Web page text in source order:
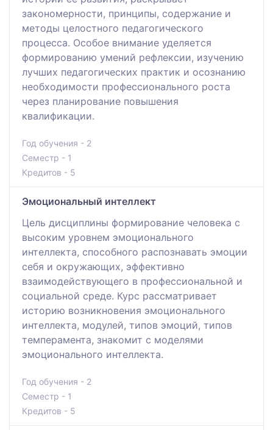
закономерности, принципы, содержание и
методы целостного педагогического
процесса. Особое внимание уделяется
формированию умений рефлексии, изучению
лучших педагогических практик и осознанию
необходимости профессионального роста
через планирование повышения
квалификации.
Год обучения - 2
Семестр - 1
Кредитов - 5
Эмоциональный интеллект
Цель дисциплины формирование человека с
высоким уровнем эмоционального
интеллекта, способного распознавать эмоции
себя и окружающих, эффективно
взаимодействующего в профессиональной и
социальной среде. Курс рассматривает
историю возникновения эмоционального
интеллекта, модулей, типов эмоций, типов
темперамента, знакомит с моделями
эмоционального интеллекта.
Год обучения - 2
Семестр - 1
Кредитов - 5